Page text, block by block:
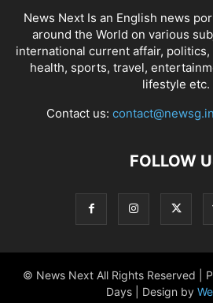
News Next Is an English news
around the World on various
international current affair,
health, sports, travel,
lifestyle etc.
Contact us:
FOLLOW
© News Next All Rights Reserved |
Days | Design by